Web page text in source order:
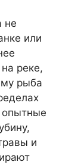
не
или
реке,
рыба
опытные
и